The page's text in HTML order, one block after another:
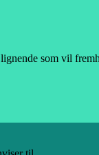
som vil